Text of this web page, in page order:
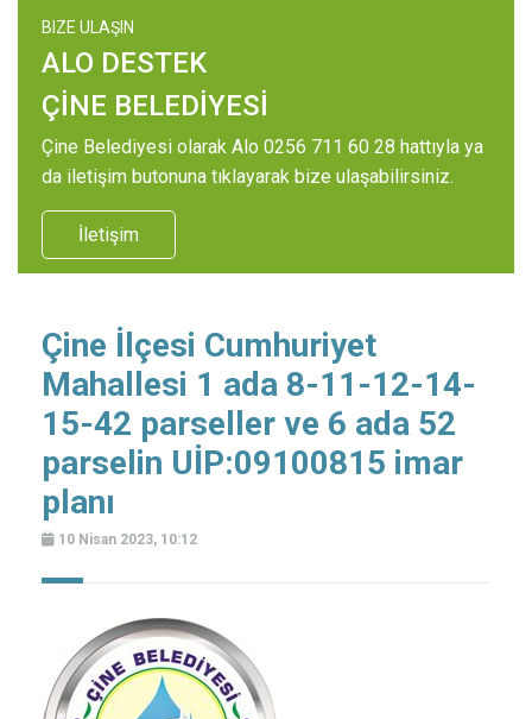
BIZE ULAŞIN
ALO DESTEK
ÇİNE BELEDİYESİ
Çine Belediyesi olarak Alo 0256 711 60 28 hattıyla ya
da iletişim butonuna tıklayarak bize ulaşabilirsiniz.
İletişim
Çine İlçesi Cumhuriyet
Mahallesi 1 ada 8-11-12-14-
15-42 parseller ve 6 ada 52
parselin UİP:09100815 imar
planı
10 Nisan 2023, 10:12